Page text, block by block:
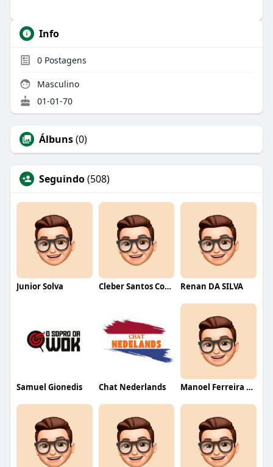
Info
0Postagens
Masculino
01-01-70
Álbuns(0)
Seguindo(508)
Junior Solva Cleber Santos Costa Renan DA SILVA
Samuel Gionedis Chat Nederlands Manoel Ferreira dos Santos junior